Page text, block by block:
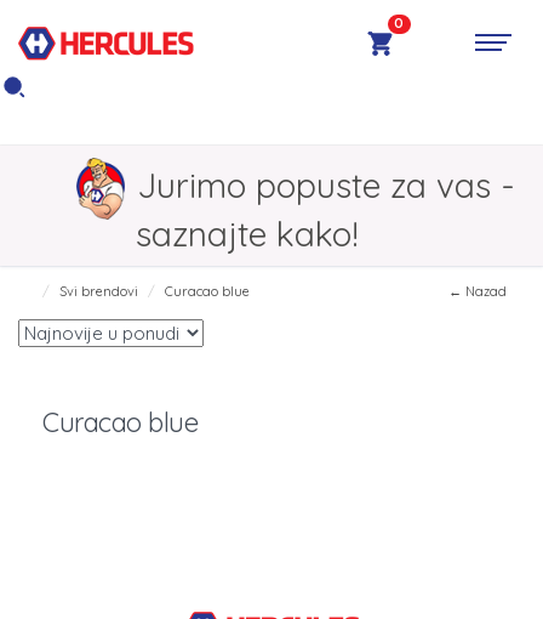
0
Jurimo popuste za vas -
saznajte kako!
Svi brendovi Curacao blue ← Nazad
Curacao blue